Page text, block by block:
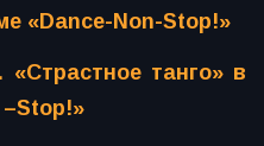
«Dance-Non-Stop!»
танго» в